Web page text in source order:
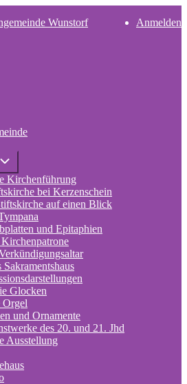
UserAnmelden
Wunstorf
Unternavigation
Kirchenführung
bei Kerzenschein
auf einen Blick
und Epitaphien
Glocken
und Ornamente
des 20. und 21. Jhd
Ausstellung